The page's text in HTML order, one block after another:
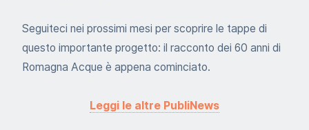
Seguiteci nei prossimi mesi per scoprire le tappe di
questo importante progetto: il racconto dei 60 anni di
Romagna Acque è appena cominciato.
Leggi le altre PubliNews